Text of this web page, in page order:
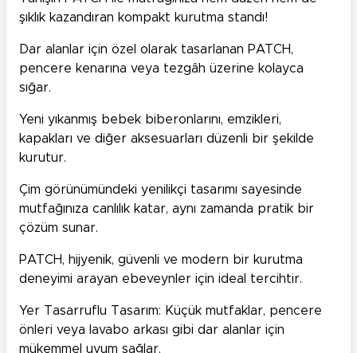
şıklık kazandıran kompakt kurutma standı!
Dar alanlar için özel olarak tasarlanan PATCH,
pencere kenarına veya tezgâh üzerine kolayca
sığar.
Yeni yıkanmış bebek biberonlarını, emzikleri,
kapakları ve diğer aksesuarları düzenli bir şekilde
kurutur.
Çim görünümündeki yenilikçi tasarımı sayesinde
mutfağınıza canlılık katar, aynı zamanda pratik bir
çözüm sunar.
PATCH, hijyenik, güvenli ve modern bir kurutma
deneyimi arayan ebeveynler için ideal tercihtir.
Yer Tasarruflu Tasarım: Küçük mutfaklar, pencere
önleri veya lavabo arkası gibi dar alanlar için
mükemmel uyum sağlar.